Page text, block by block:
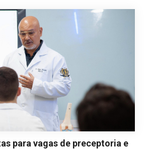
para vagas de preceptoria e